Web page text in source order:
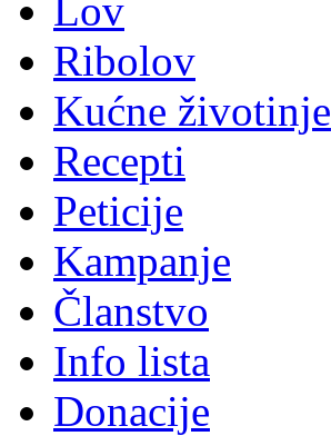
Lov
Ribolov
Kućne životinje
Recepti
Peticije
Kampanje
Članstvo
Info lista
Donacije